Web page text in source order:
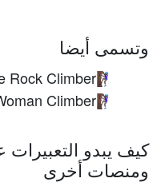
وتسمى أيضا
🧗🏿‍♀️
Rock Climber
🧗🏿‍♀️
Climber
كيف يبدو
ومنصات أخرى